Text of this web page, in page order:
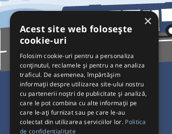
Pentru Călători
Curse autobuz
Plecări/Sosiri
×
Acest site web folosește
cookie-uri
Folosim cookie-uri pentru a personaliza
conținutul, reclamele și pentru a ne analiza
traficul. De asemenea, împărtășim
informații despre utilizarea site-ului nostru
cu partenerii noștri de publicitate și analiză,
care le pot combina cu alte informații pe
care le-ați furnizat sau pe care le-au
colectat din utilizarea serviciilor lor. Politica
de confidențialitate